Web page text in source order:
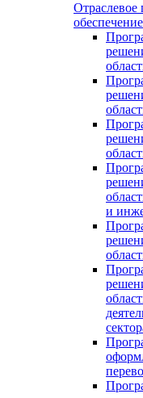
Отраслевое
обеспечение
и